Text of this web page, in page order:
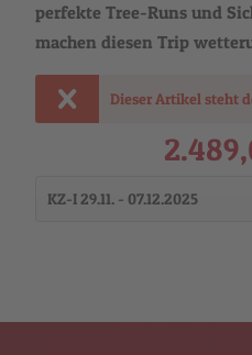
perfekte Tree-Runs und
machen diesen Trip
Dieser Artikel steht